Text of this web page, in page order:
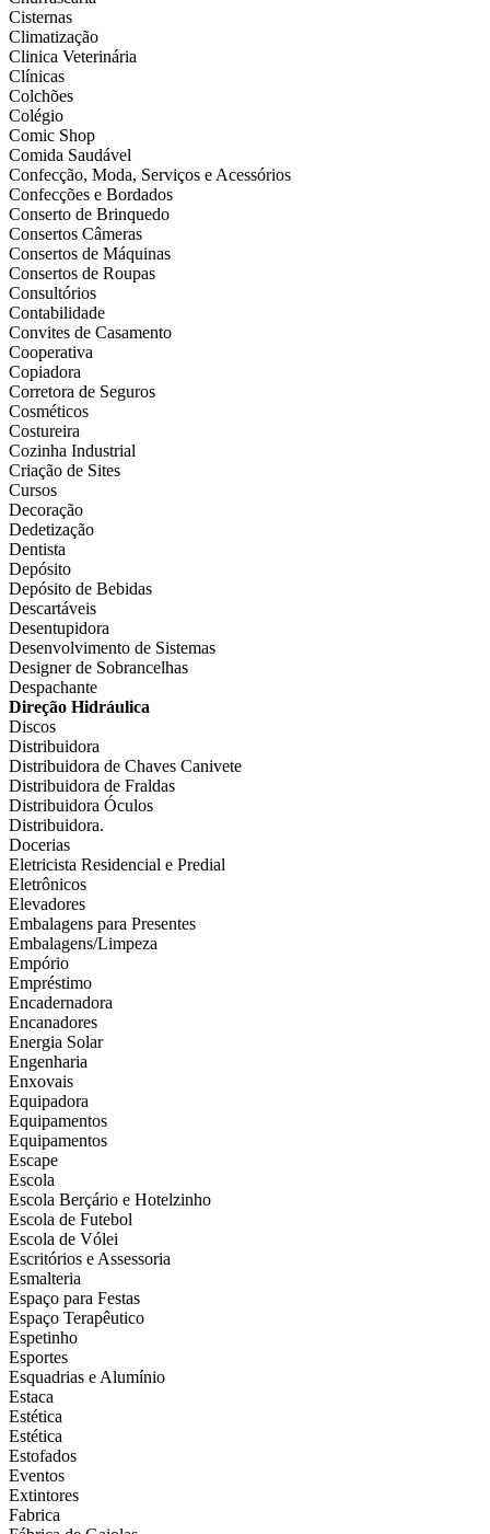
Cisternas
Climatização
Clinica Veterinária
Clínicas
Colchões
Colégio
Comic Shop
Comida Saudável
Confecção, Moda, Serviços e Acessórios
Confecções e Bordados
Conserto de Brinquedo
Consertos Câmeras
Consertos de Máquinas
Consertos de Roupas
Consultórios
Contabilidade
Convites de Casamento
Cooperativa
Copiadora
Corretora de Seguros
Cosméticos
Costureira
Cozinha Industrial
Criação de Sites
Cursos
Decoração
Dedetização
Dentista
Depósito
Depósito de Bebidas
Descartáveis
Desentupidora
Desenvolvimento de Sistemas
Designer de Sobrancelhas
Despachante
Direção Hidráulica
Discos
Distribuidora
Distribuidora de Chaves Canivete
Distribuidora de Fraldas
Distribuidora Óculos
Distribuidora.
Docerias
Eletricista Residencial e Predial
Eletrônicos
Elevadores
Embalagens para Presentes
Embalagens/Limpeza
Empório
Empréstimo
Encadernadora
Encanadores
Energia Solar
Engenharia
Enxovais
Equipadora
Equipamentos
Equipamentos
Escape
Escola
Escola Berçário e Hotelzinho
Escola de Futebol
Escola de Vólei
Escritórios e Assessoria
Esmalteria
Espaço para Festas
Espaço Terapêutico
Espetinho
Esportes
Esquadrias e Alumínio
Estaca
Estética
Estética
Estofados
Eventos
Extintores
Fabrica